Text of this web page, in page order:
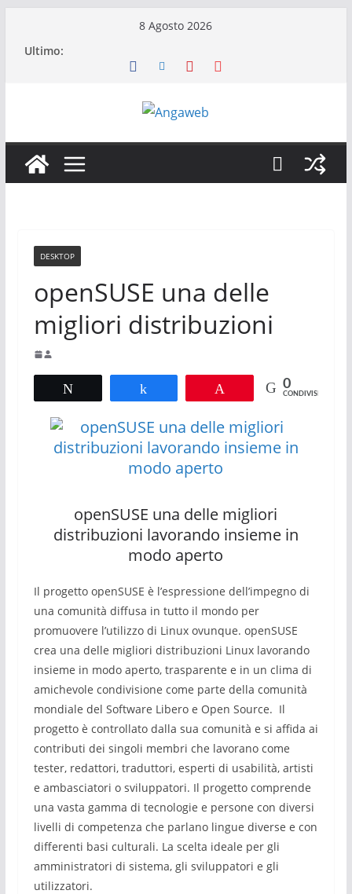
8 Agosto 2026
Ultimo:
DESKTOP
openSUSE una delle
migliori distribuzioni
0
CONDIVISIONI
openSUSE una delle migliori
distribuzioni lavorando insieme in
modo aperto
Il progetto openSUSE è l’espressione dell’impegno di
una comunità diffusa in tutto il mondo per
promuovere l’utilizzo di Linux ovunque. openSUSE
crea una delle migliori distribuzioni Linux lavorando
insieme in modo aperto, trasparente e in un clima di
amichevole condivisione come parte della comunità
mondiale del Software Libero e Open Source. Il
progetto è controllato dalla sua comunità e si affida ai
contributi dei singoli membri che lavorano come
tester, redattori, traduttori, esperti di usabilità, artisti
e ambasciatori o sviluppatori. Il progetto comprende
una vasta gamma di tecnologie e persone con diversi
livelli di competenza che parlano lingue diverse e con
differenti basi culturali. La scelta ideale per gli
amministratori di sistema, gli sviluppatori e gli
utilizzatori.